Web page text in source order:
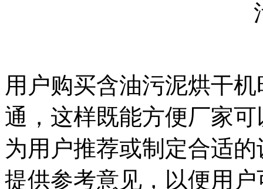
用户购买含油污泥烘干
通，这样既能方便厂家
为用户推荐或制定合适
提供参考意见，以便用